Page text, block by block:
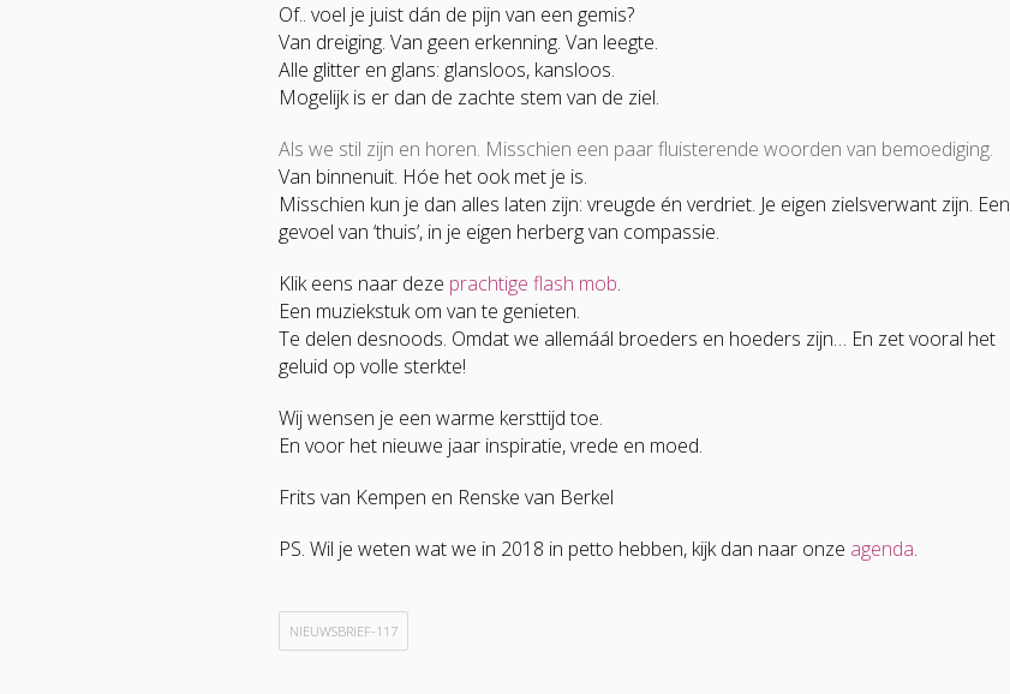
Of.. voel je juist dán de pijn van een gemis?
Van dreiging. Van geen erkenning. Van leegte.
Alle glitter en glans: glansloos, kansloos.
Mogelijk is er dan de zachte stem van de ziel.
Als we stil zijn en horen. Misschien een paar fluisterende woorden van bemoediging.
Van binnenuit. Hóe het ook met je is.
Misschien kun je dan alles laten zijn: vreugde én verdriet. Je eigen zielsverwant zijn. Een
gevoel van ‘thuis’, in je eigen herberg van compassie.
Klik eens naar deze prachtige flash mob.
Een muziekstuk om van te genieten.
Te delen desnoods. Omdat we allemáál broeders en hoeders zijn… En zet vooral het
geluid op volle sterkte!
Wij wensen je een warme kersttijd toe.
En voor het nieuwe jaar inspiratie, vrede en moed.
Frits van Kempen en Renske van Berkel
PS. Wil je weten wat we in 2018 in petto hebben, kijk dan naar onze agenda.
NIEUWSBRIEF-117